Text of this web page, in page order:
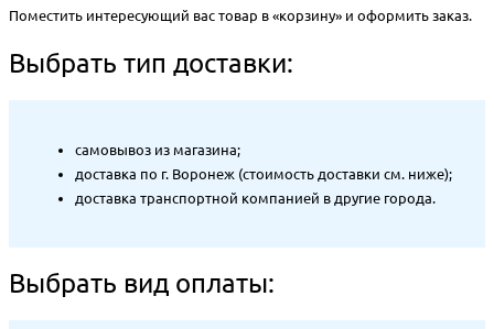
Поместить интересующий вас товар в «корзину» и оформить заказ.
Выбрать тип доставки:
самовывоз из магазина;
доставка по г. Воронеж (стоимость доставки см. ниже);
доставка транспортной компанией в другие города.
Выбрать вид оплаты: